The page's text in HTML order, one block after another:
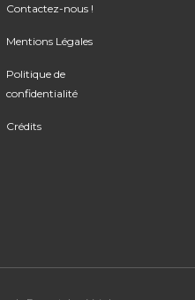
Contactez-nous !
Mentions Légales
Politique de
confidentialité
Crédits